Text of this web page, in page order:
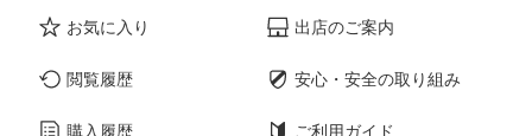
お気に入り
閲覧履歴
購入履歴
出店のご案内
安心・安全の取り組み
ご利用ガイド